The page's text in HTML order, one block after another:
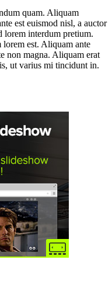
quam. Aliquam
est euismod nisl, a auctor
lorem interdum pretium.
est. Aliquam ante
non magna. Aliquam erat
ut varius mi tincidunt in.